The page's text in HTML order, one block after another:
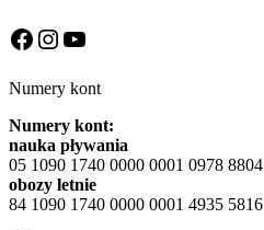
Facebook
Instagram
YouTube
Numery kont
Numery kont:
nauka pływania
05 1090 1740 0000 0001 0978 8804
obozy letnie
84 1090 1740 0000 0001 4935 5816